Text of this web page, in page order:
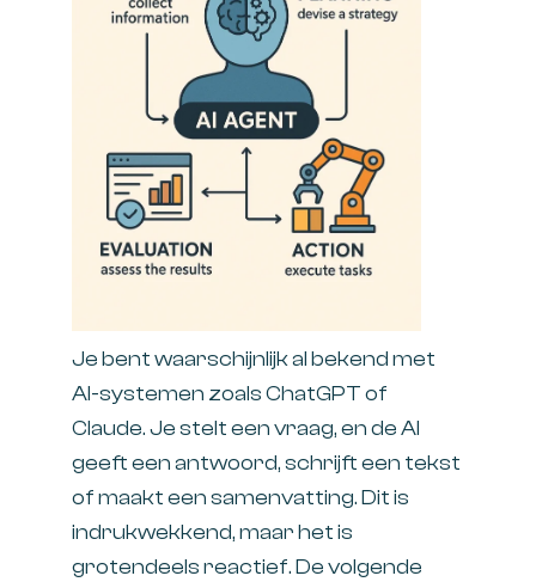
Je bent waarschijnlijk al bekend met
AI-systemen zoals ChatGPT of
Claude. Je stelt een vraag, en de AI
geeft een antwoord, schrijft een tekst
of maakt een samenvatting. Dit is
indrukwekkend, maar het is
grotendeels reactief. De volgende